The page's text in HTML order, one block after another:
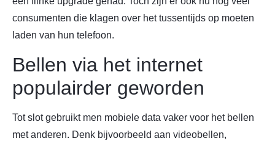
consumenten die klagen over het tussentijds op moeten
laden van hun telefoon.
Bellen via het internet
populairder geworden
Tot slot gebruikt men mobiele data vaker voor het bellen
met anderen. Denk bijvoorbeeld aan videobellen,